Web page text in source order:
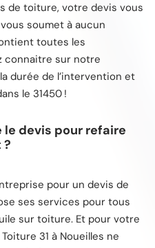
de toiture, votre devis vous
soumet à aucun
toutes les
connaitre sur notre
durée de l’intervention et
le 31450 !
le devis pour refaire
pour un devis de
ses services pour tous
sur toiture. Et pour votre
31 à Noueilles ne